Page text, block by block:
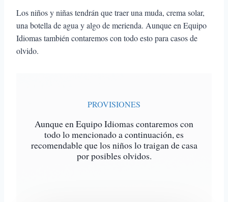
Los niños y niñas tendrán que traer una muda, crema solar,
una botella de agua y algo de merienda. Aunque en Equipo
Idiomas también contaremos con todo esto para casos de
olvido.
PROVISIONES
Aunque en Equipo Idiomas contaremos con
todo lo mencionado a continuación, es
recomendable que los niños lo traigan de casa
por posibles olvidos.